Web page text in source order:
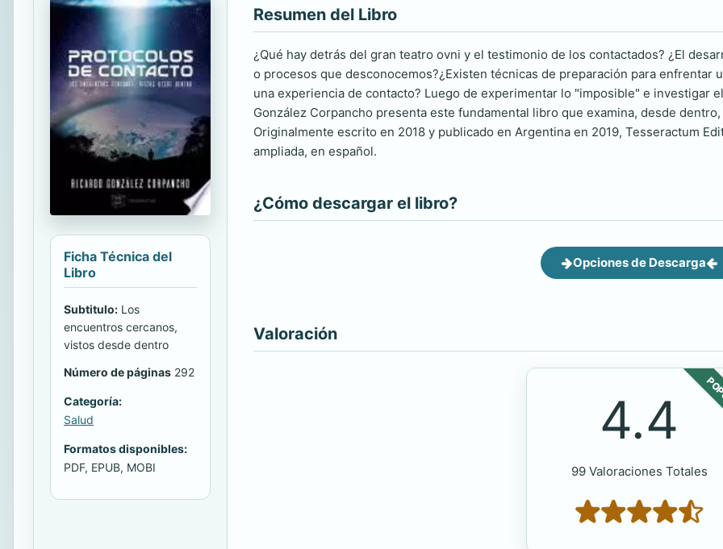
Ficha Técnica del
Libro
Subtitulo: Los
encuentros cercanos,
vistos desde dentro
Número de páginas 292
Categoría:
Salud
Formatos disponibles:
PDF, EPUB, MOBI
Resumen del Libro
¿Qué hay detrás del gran teatro ovni y el testimonio de los contactados? ¿El
o procesos que desconocemos?¿Existen técnicas de preparación para enfrentar
una experiencia de contacto? Luego de experimentar lo "imposible" e investigar
González Corpancho presenta este fundamental libro que examina, desde
Originalmente escrito en 2018 y publicado en Argentina en 2019, Tesseractum
ampliada, en español.
¿Cómo descargar el libro?
Opciones de Descarga
Valoración
4.4
99 Valoraciones Totales